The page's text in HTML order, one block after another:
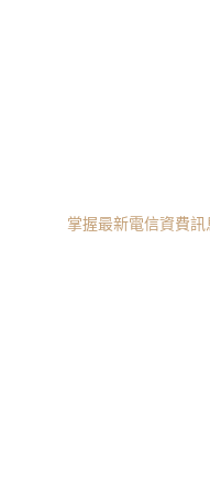
掌握最新電信資費